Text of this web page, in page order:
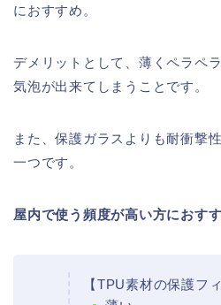
におすすめ。
デメリットとして、薄くペラペ
気泡が出来てしまうことです。
また、保護ガラスよりも耐衝撃
一つです。
屋内で使う頻度が高い方におす
【TPU素材の保護フ